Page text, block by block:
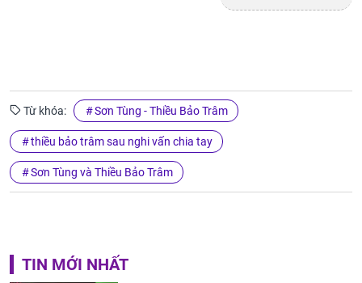
Từ khóa: Sơn Tùng - Thiều Bảo Trâm
thiều bảo trâm sau nghi vấn chia tay
Sơn Tùng và Thiều Bảo Trâm
TIN MỚI NHẤT